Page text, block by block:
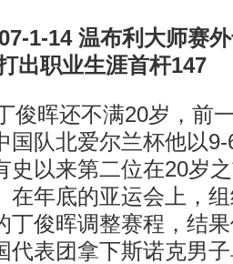
14 温布利大师赛外
出职业生涯首杆147
晖还不满20岁，前
国队北爱尔兰杯他以
史以来第二位在20岁
在年底的亚运会上，
丁俊晖调整赛程，结
代表团拿下斯诺克男